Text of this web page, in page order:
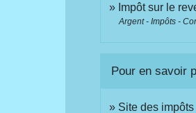
Impôt sur le
Argent - Impôts -
Pour en savoir
Site des impôts